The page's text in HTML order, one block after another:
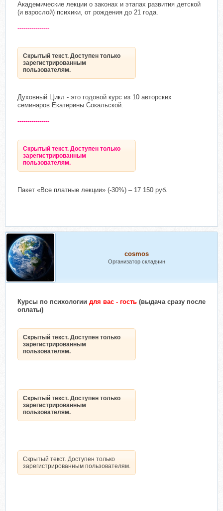
Академические лекции о законах и этапах развития детской
(и взрослой) психики, от рождения до 21 года.
----------------
Скрытый текст. Доступен только
зарегистрированным
пользователям.
Духовный Цикл - это годовой курс из 10 авторских
семинаров Екатерины Сокальской.
----------------
Скрытый текст. Доступен только
зарегистрированным
пользователям.
Пакет «Все платные лекции» (-30%) – 17 150 руб.
cosmos
Организатор складчин
Курсы по психологии для вас - гость (выдача сразу после
оплаты)
Скрытый текст. Доступен только
зарегистрированным
пользователям.
Скрытый текст. Доступен только
зарегистрированным
пользователям.
Скрытый текст. Доступен только
зарегистрированным пользователям.